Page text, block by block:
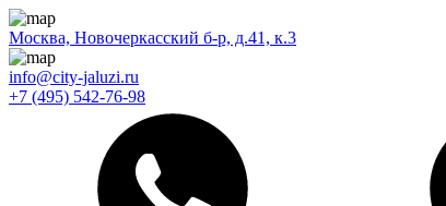
Москва, Новочеркасский б-р, д.41, к.3
info@city-jaluzi.ru
+7 (495) 542-76-98